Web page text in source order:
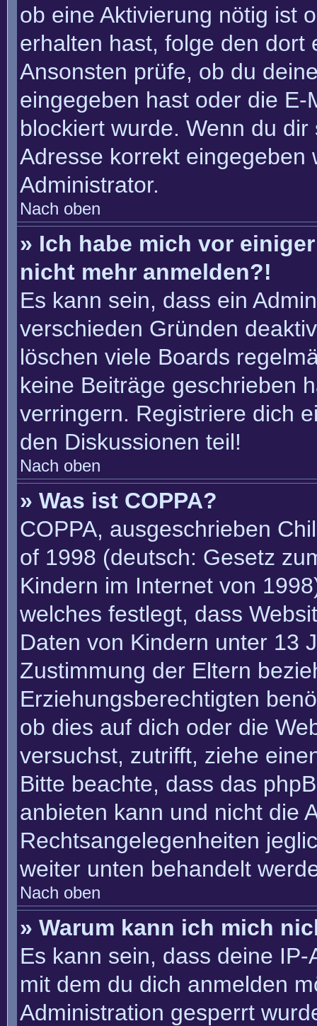
ob eine Aktivierung nötig ist
erhalten hast, folge den dort
Ansonsten prüfe, ob du
eingegeben hast oder die
blockiert wurde. Wenn du
Adresse korrekt
Administrator.
Nach oben
» Ich habe mich vor
nicht mehr anmelden?!
Es kann sein, dass ein
verschieden Gründen
löschen viele Boards
keine Beiträge geschrieben
verringern. Registriere dich
den Diskussionen teil!
Nach oben
» Was ist COPPA?
COPPA, ausgeschrieben
of 1998 (deutsch: Gesetz
Kindern im Internet von
welches festlegt, dass
Daten von Kindern unter 13
Zustimmung der Eltern
Erziehungsberechtigten
ob dies auf dich oder die
versuchst, zutrifft, ziehe
Bitte beachte, dass das
anbieten kann und nicht die
Rechtsangelegenheiten
weiter unten behandelt
Nach oben
» Warum kann ich mich
Es kann sein, dass deine
mit dem du dich anmelden
Administration gesperrt